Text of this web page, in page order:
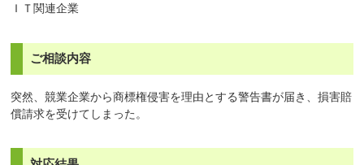
ＩＴ関連企業
ご相談内容
突然、競業企業から商標権侵害を理由とする警告書が届き、損害賠
償請求を受けてしまった。